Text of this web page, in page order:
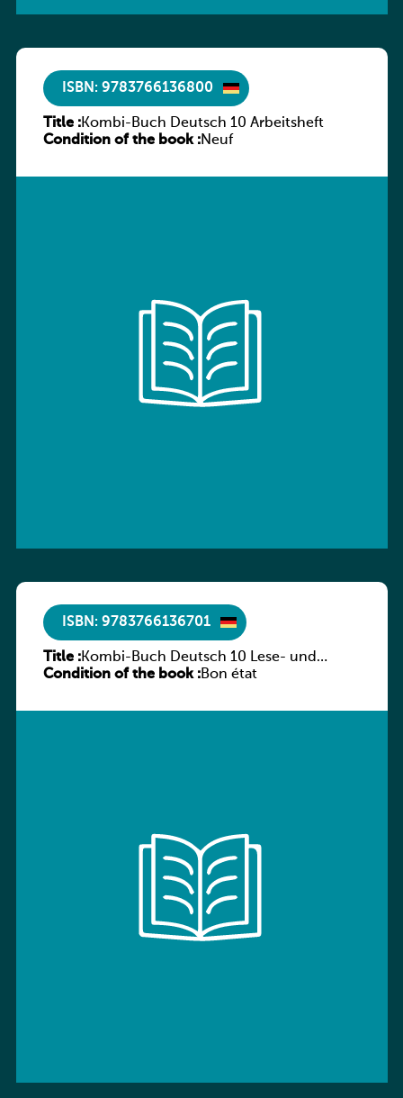
ISBN: 9783766136800
Title :Kombi-Buch Deutsch 10 Arbeitsheft
Condition of the book :Neuf
ISBN: 9783766136701
Title :Kombi-Buch Deutsch 10 Lese- und
Sprachbuch
Condition of the book :Bon état